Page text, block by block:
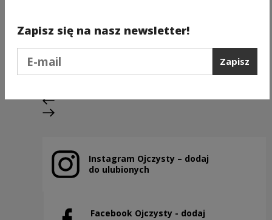
BAKALIE
Kategorie:
Poprzedni slajd
Następny slajd
Instagram Ojczysty – dodaj
do ulubionych
Uwaga, link zostanie otwarty w nowym oknie
Facebook Ojczysty - dodaj
Zapisz się na nasz newsletter!
Zapisz